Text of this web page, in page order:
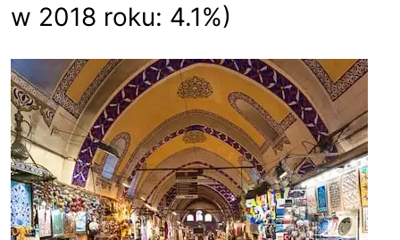
w 2018 roku: 4.1%)